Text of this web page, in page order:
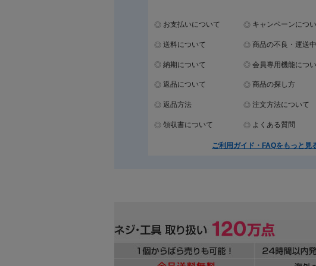
お支払いについて キャンペーンにつ
送料について 商品の不良・運送
納期について 会員専用機能につ
返品について 商品の探し方
返品方法 注文方法について
領収書について よくある質問
ご利用ガイド・FAQをもっと見